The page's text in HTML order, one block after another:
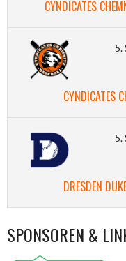
CYNDICATES
5.
CYNDICATES
5.
DRESDEN
SPONSOREN &